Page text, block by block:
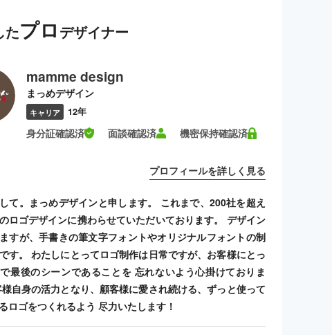
たプロ デザイナー
mamme design
まっめデザイン
キャリア 12年
身分証確認済 面談確認済 機密保持確認済
プロフィールを詳しく見る
て。まっめデザインと申します。 これまで、200社を超え
ロゴデザインに携わらせていただいております。 デザイン
すが、手書きの筆文字フォントやオリジナルフォントの制
す。 わたしにとってロゴ制作は日常ですが、お客様にとっ
最後のシーンであることを 忘れないよう心掛けておりま
自身の活力となり、顧客様に愛され続ける、ずっと使って
ロゴをつくれるよう 尽力いたします！